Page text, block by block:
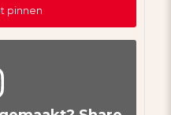
pinnen